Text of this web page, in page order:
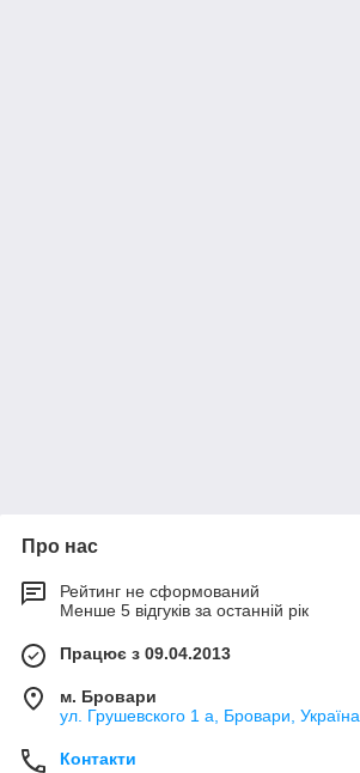
Про нас
Рейтинг не сформований
Менше 5 відгуків за останній рік
Працює з 09.04.2013
м. Бровари
ул. Грушевского 1 а, Бровари, Україна
Контакти